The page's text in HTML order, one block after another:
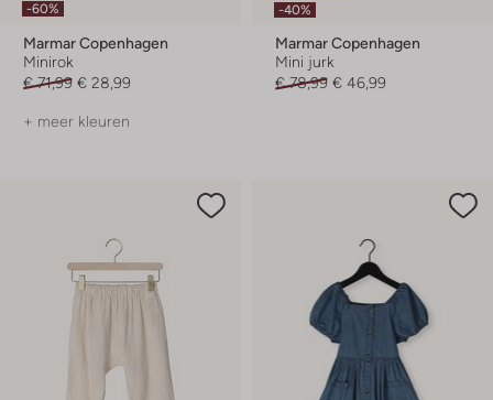
-60%
Marmar Copenhagen
Minirok
€ 71,99 € 28,99
+ meer kleuren
-40%
Marmar Copenhagen
Mini jurk
€ 78,99 € 46,99